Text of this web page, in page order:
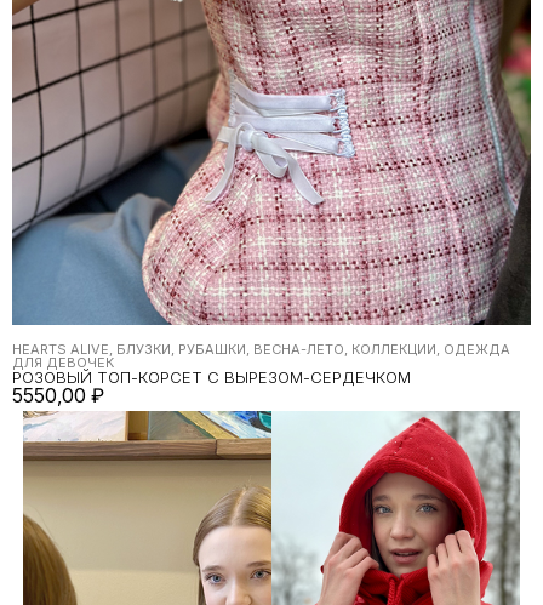
HEARTS ALIVE, БЛУЗКИ, РУБАШКИ, ВЕСНА-ЛЕТО, КОЛЛЕКЦИИ, ОДЕЖДА
ДЛЯ ДЕВОЧЕК
РОЗОВЫЙ ТОП-КОРСЕТ С ВЫРЕЗОМ-СЕРДЕЧКОМ
5550,00 ₽